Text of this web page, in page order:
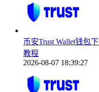
币安Trust Wallet钱包
教程
2026-08-07 18:39:27